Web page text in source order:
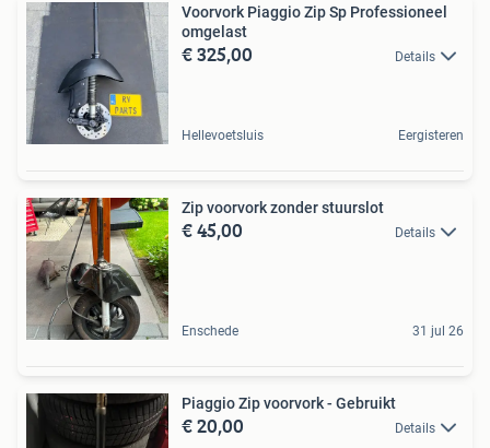
Voorvork Piaggio Zip Sp Professioneel
omgelast
€ 325,00 Details
Hellevoetsluis Eergisteren
Zip voorvork zonder stuurslot
€ 45,00 Details
Enschede 31 jul 26
Piaggio Zip voorvork - Gebruikt
€ 20,00 Details